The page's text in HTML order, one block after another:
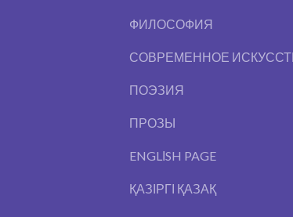
ФИЛОСОФИЯ
СОВРЕМЕННОЕ
ПОЭЗИЯ
ПРОЗЫ
ENGLІSH PAGE
ҚАЗІРГІ ҚАЗАҚ